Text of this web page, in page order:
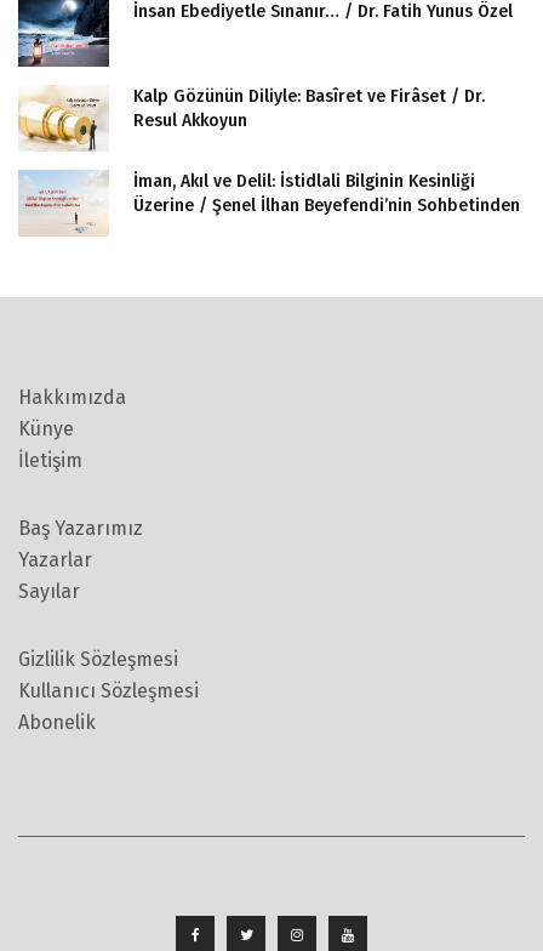
İnsan Ebediyetle Sınanır… / Dr. Fatih Yunus Özel
Kalp Gözünün Diliyle: Basîret ve Firâset / Dr.
Resul Akkoyun
İman, Akıl ve Delil: İstidlali Bilginin Kesinliği
Üzerine / Şenel İlhan Beyefendi’nin Sohbetinden
Hakkımızda
Künye
İletişim
Baş Yazarımız
Yazarlar
Sayılar
Gizlilik Sözleşmesi
Kullanıcı Sözleşmesi
Abonelik